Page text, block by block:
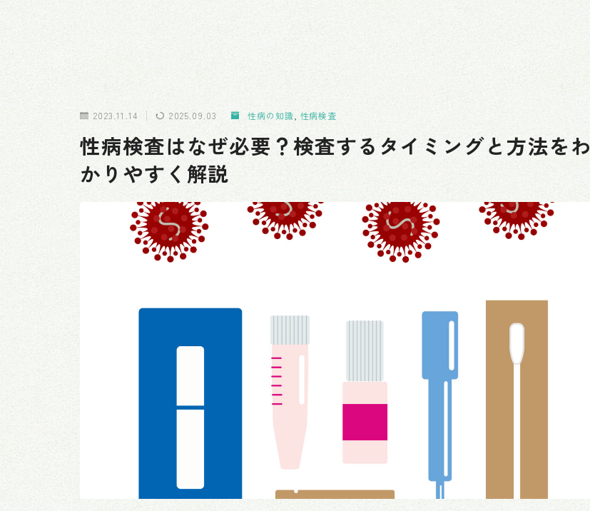
2023.11.14 2025.09.03 性病の知識 性病検査
性病検査はなぜ必要？検査するタイミングと方法をわ
かりやすく解説